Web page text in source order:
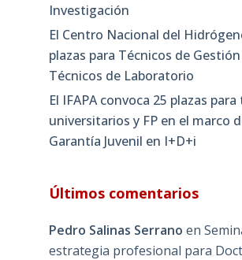
Investigación
El Centro Nacional del
plazas para Técnicos de
Técnicos de Laboratorio
El IFAPA convoca 25 plazas
universitarios y FP en el marco
Garantía Juvenil en I+D+i
Últimos comentarios
Pedro Salinas Serrano en
estrategia profesional para